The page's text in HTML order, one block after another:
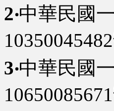
2‧中華民國
3‧中華民國